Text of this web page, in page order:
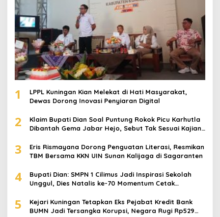
1
LPPL Kuningan Kian Melekat di Hati Masyarakat,
Dewas Dorong Inovasi Penyiaran Digital
2
Klaim Bupati Dian Soal Puntung Rokok Picu Karhutla
Dibantah Gema Jabar Hejo, Sebut Tak Sesuai Kajian
3
Eris Rismayana Dorong Penguatan Literasi, Resmikan
TBM Bersama KKN UIN Sunan Kalijaga di Sagaranten
4
Bupati Dian: SMPN 1 Cilimus Jadi Inspirasi Sekolah
Unggul, Dies Natalis ke-70 Momentum Cetak
5
Kejari Kuningan Tetapkan Eks Pejabat Kredit Bank
BUMN Jadi Tersangka Korupsi, Negara Rugi Rp529